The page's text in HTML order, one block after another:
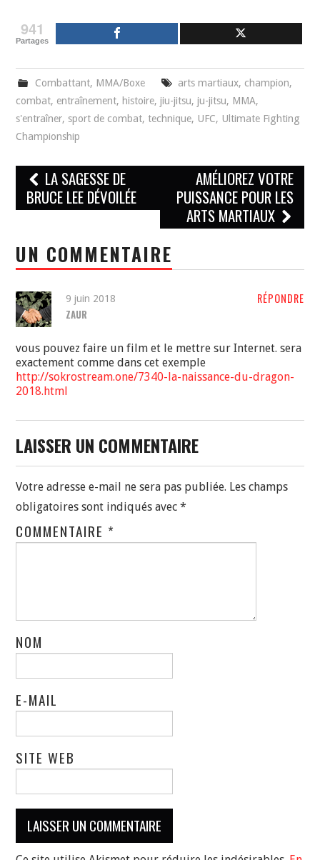
941
Partages
Combattant, MMA/Boxe arts martiaux, champion,
combat, entraînement, histoire,jiu-jitsu,ju-jitsu, MMA,
s'entraîner, sport de combat, technique, UFC, Ultimate Fighting
Championship
Navigation
des
articles
LA SAGESSE DE
BRUCE LEE DÉVOILÉE
AMÉLIOREZ VOTRE
PUISSANCE POUR LES
ARTS MARTIAUX
UN COMMENTAIRE
RÉPONDRE
9 juin 2018
ZAUR
vous pouvez faire un film et le mettre sur Internet. sera
exactement comme dans cet exemple
http://sokrostream.one/7340-la-naissance-du-dragon-
2018.html
LAISSER UN COMMENTAIRE
Votre adresse e-mail ne sera pas publiée. Les champs
obligatoires sont indiqués avec*
COMMENTAIRE *
NOM
E-MAIL
SITE WEB